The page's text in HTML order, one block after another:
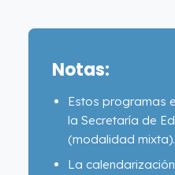
Notas:
Estos programas
la Secretaría de
(modalidad mixta).
La